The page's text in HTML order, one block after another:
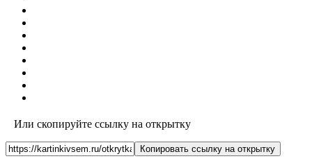
Или скопируйте ссылку на открытку
Копировать ссылку на открытку